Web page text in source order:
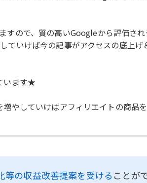
すので、質の高いGoogleから評価さ
いけば今の記事がアクセスの底上
います★
やしていけばアフィリエイトの商品
の収益改善提案を受ける ことが